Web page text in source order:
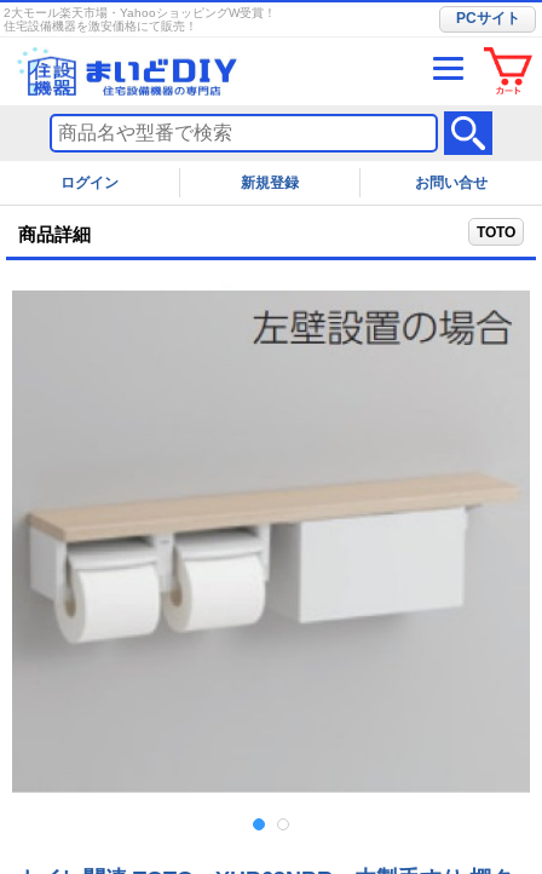
2大モール楽天市場・YahooショッピングW受賞！
住宅設備機器を激安価格にて販売！
PCサイト
ログイン お問い合せ
商品詳細 TOTO